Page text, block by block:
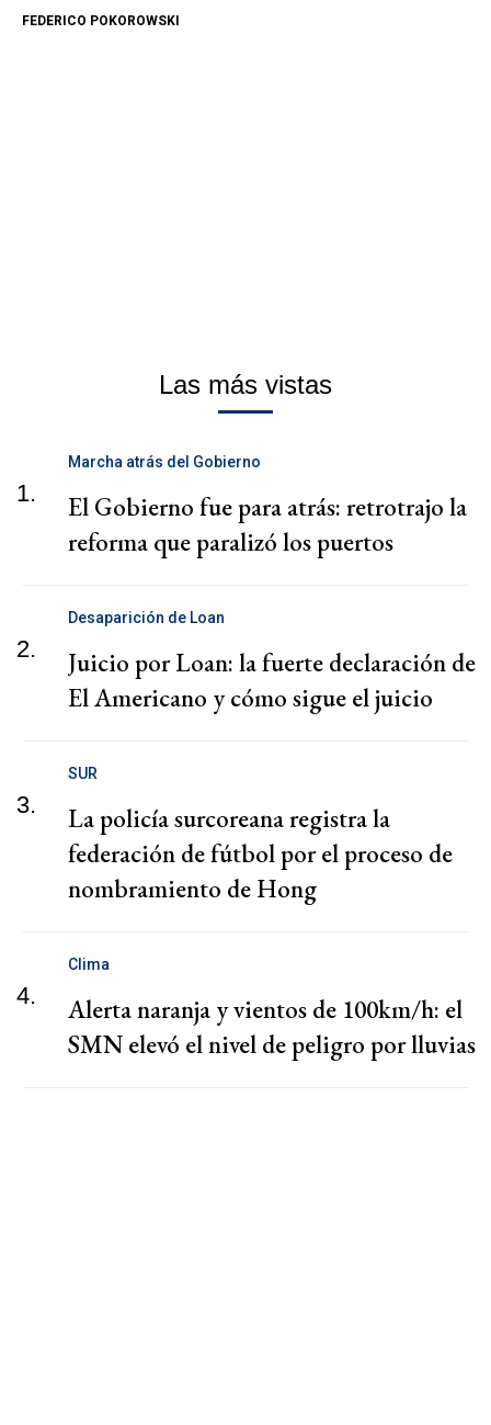
FEDERICO POKOROWSKI
Las más vistas
1.
Marcha atrás del Gobierno
El Gobierno fue para atrás: retrotrajo la
reforma que paralizó los puertos
2.
Desaparición de Loan
Juicio por Loan: la fuerte declaración de
El Americano y cómo sigue el juicio
3.
SUR
La policía surcoreana registra la
federación de fútbol por el proceso de
nombramiento de Hong
4.
Clima
Alerta naranja y vientos de 100km/h: el
SMN elevó el nivel de peligro por lluvias